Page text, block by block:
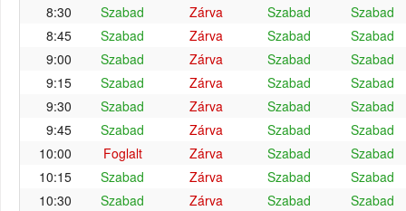
8:30
Szabad Zárva Szabad
Szabad
8:45
Szabad Zárva Szabad
Szabad
9:00
Szabad Zárva Szabad
Szabad
9:15
Szabad Zárva Szabad
Szabad
9:30
Szabad Zárva Szabad
Szabad
9:45
Szabad Zárva Szabad
Szabad
10:00
Foglalt Zárva Szabad
Szabad
10:15
Szabad Zárva Szabad
Szabad
10:30
Szabad Zárva Szabad
Szabad